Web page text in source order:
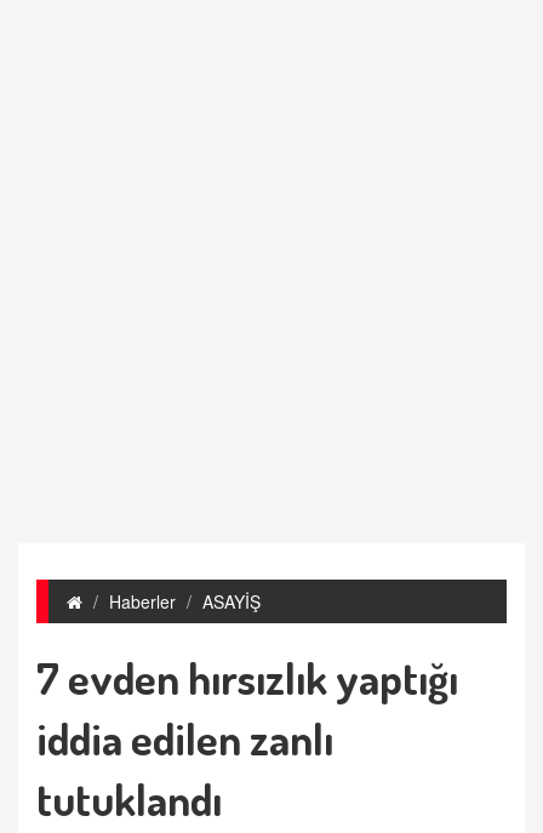
Haberler ASAYİŞ
7 evden hırsızlık yaptığı
iddia edilen zanlı
tutuklandı